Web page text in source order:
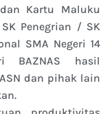
Kartu Maluku
Penegrian / SK
SMA Negeri 14
BAZNAS hasil
dan pihak lain